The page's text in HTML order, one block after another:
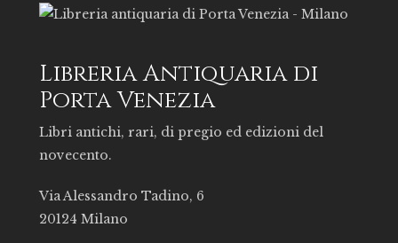
Libreria Antiquaria di
Porta Venezia
Libri antichi, rari, di pregio ed edizioni del
novecento.
Via Alessandro Tadino, 6
20124 Milano